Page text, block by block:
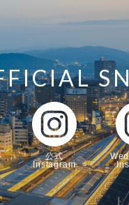
公式
Instagram